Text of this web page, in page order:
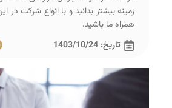
زمینه بیشتر بدانید و با انواع شرکت در
همراه ما باشید.
تاریخ: 1403/10/24